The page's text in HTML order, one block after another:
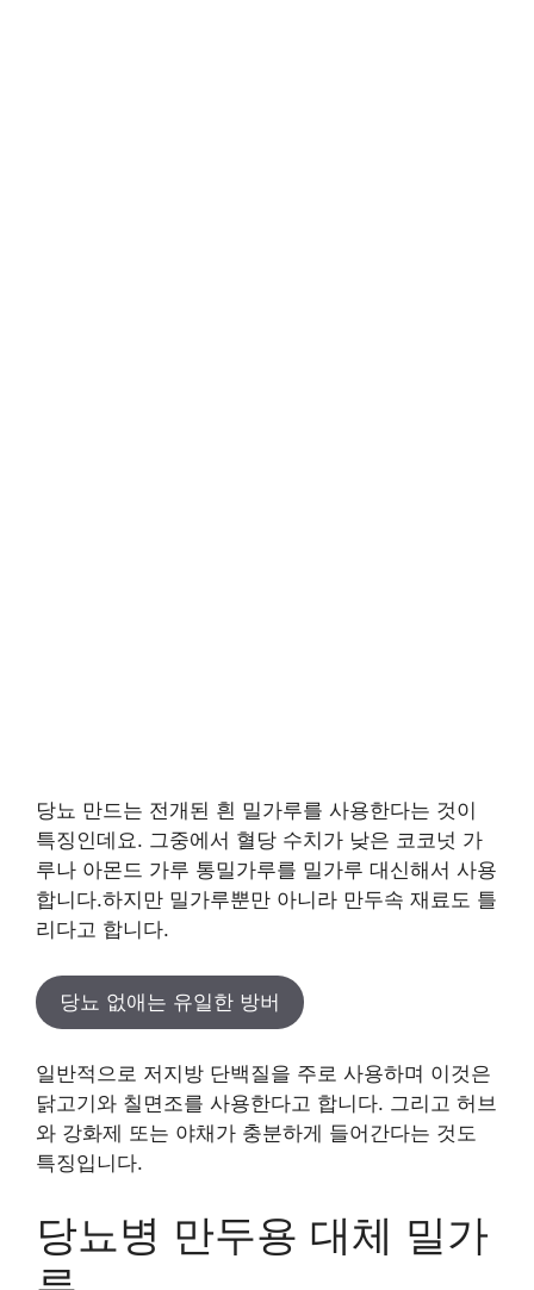
당뇨 만드는 전개된 흰 밀가루를 사용한다는 것이
특징인데요. 그중에서 혈당 수치가 낮은 코코넛 가
루나 아몬드 가루 통밀가루를 밀가루 대신해서 사용
합니다.하지만 밀가루뿐만 아니라 만두속 재료도 틀
리다고 합니다.
당뇨 없애는 유일한 방버
일반적으로 저지방 단백질을 주로 사용하며 이것은
닭고기와 칠면조를 사용한다고 합니다. 그리고 허브
와 강화제 또는 야채가 충분하게 들어간다는 것도
특징입니다.
당뇨병 만두용 대체 밀가